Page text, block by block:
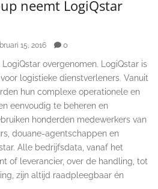
neemt LogiQstar
15, 2016 0
overgenomen. LogiQstar is
logistieke dienstverleners. Vanuit
hun complexe operationele en
eenvoudig te beheren en
honderden medewerkers van
douane-agentschappen en
Alle bedrijfsdata, vanaf het
of leverancier, over de handling, tot
zijn altijd raadpleegbaar én